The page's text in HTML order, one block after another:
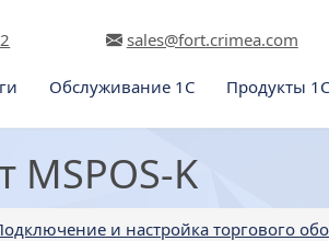
sales@fort.crimea.com
Обслуживание 1С Продукты 1С
MSPOS-K
и настройка торгового